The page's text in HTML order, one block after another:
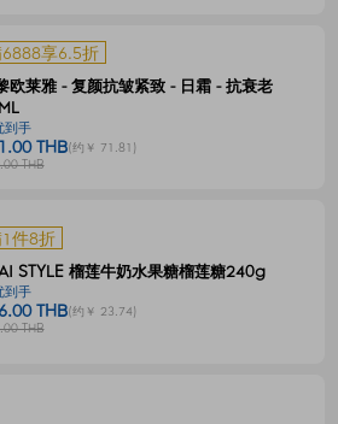
享6.5折
欧莱雅 - 复颜抗皱紧致 - 日霜 - 抗衰老
到手
THB(约￥ 71.81)
THB
件8折
STYLE 榴莲牛奶水果糖榴莲糖240g
到手
THB(约￥ 23.74)
THB